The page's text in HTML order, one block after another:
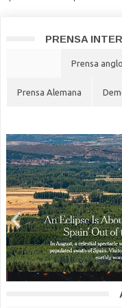
PRENSA
Prensa
Prensa Alemana